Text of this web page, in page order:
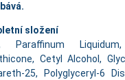
složení
Paraffinum
Cetyl Alcohol,
25, Polyglyceryl-6